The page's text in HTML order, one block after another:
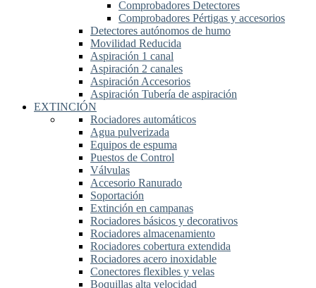
Comprobadores Detectores
Comprobadores Pértigas y accesorios
Detectores autónomos de humo
Movilidad Reducida
Aspiración 1 canal
Aspiración 2 canales
Aspiración Accesorios
Aspiración Tubería de aspiración
EXTINCIÓN
Rociadores automáticos
Agua pulverizada
Equipos de espuma
Puestos de Control
Válvulas
Accesorio Ranurado
Soportación
Extinción en campanas
Rociadores básicos y decorativos
Rociadores almacenamiento
Rociadores cobertura extendida
Rociadores acero inoxidable
Conectores flexibles y velas
Boquillas alta velocidad